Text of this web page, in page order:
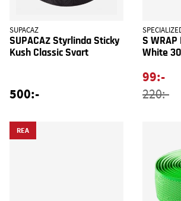
SUPACAZ
SUPACAZ Styrlinda Sticky
Kush Classic Svart
500:-
S WRAP
White
99:-
220:-
REA